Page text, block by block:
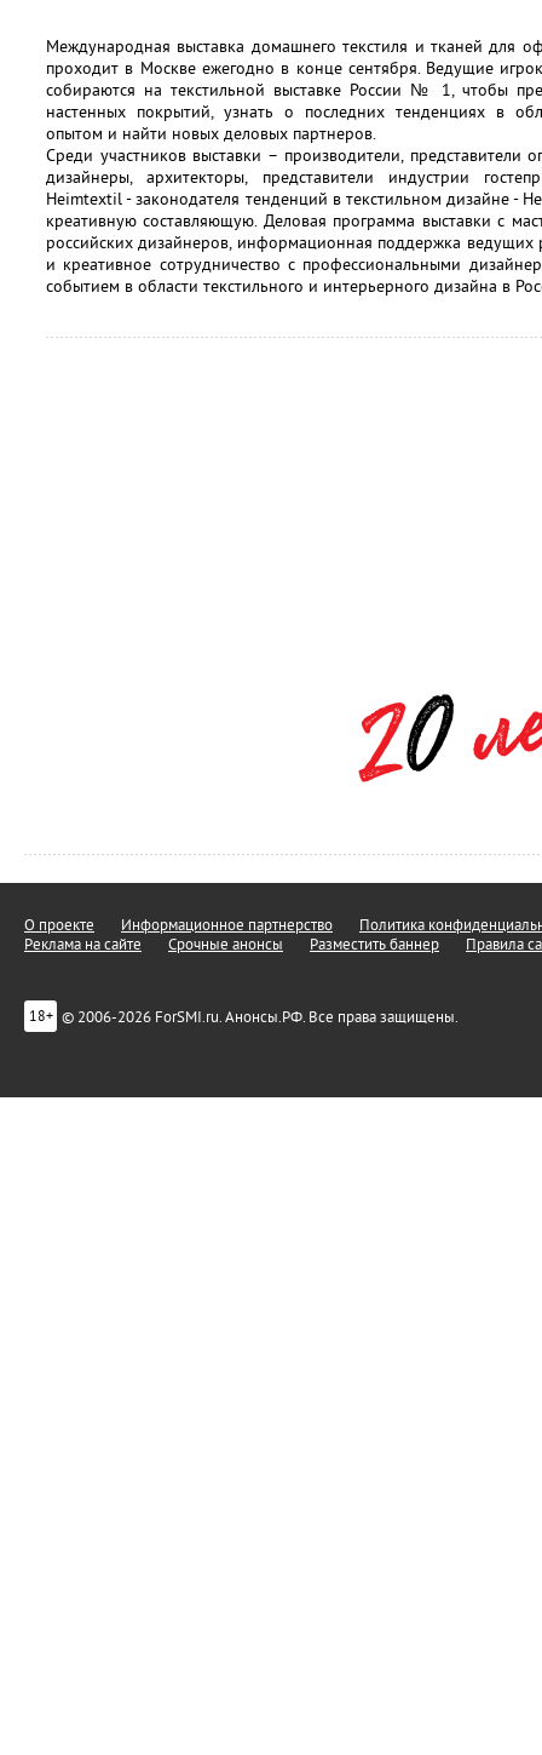
Международная выставка домашнего текстиля и тканей для
проходит в Москве ежегодно в конце сентября. Ведущие
собираются на текстильной выставке России № 1, чтобы
настенных покрытий, узнать о последних тенденциях в
опытом и найти новых деловых партнеров.
Среди участников выставки – производители, представители
дизайнеры, архитекторы, представители индустрии
Heimtextil - законодателя тенденций в текстильном дизайне -
креативную составляющую. Деловая программа выставки с
российских дизайнеров, информационная поддержка
и креативное сотрудничество с профессиональными
событием в области текстильного и интерьерного дизайна в
О проекте Информационное партнерство
Политика
Реклама на сайте
Срочные анонсы Разместить баннер Правила
18+ © 2006-2026 ForSMI.ru. Анонсы.РФ. Все права защищены.